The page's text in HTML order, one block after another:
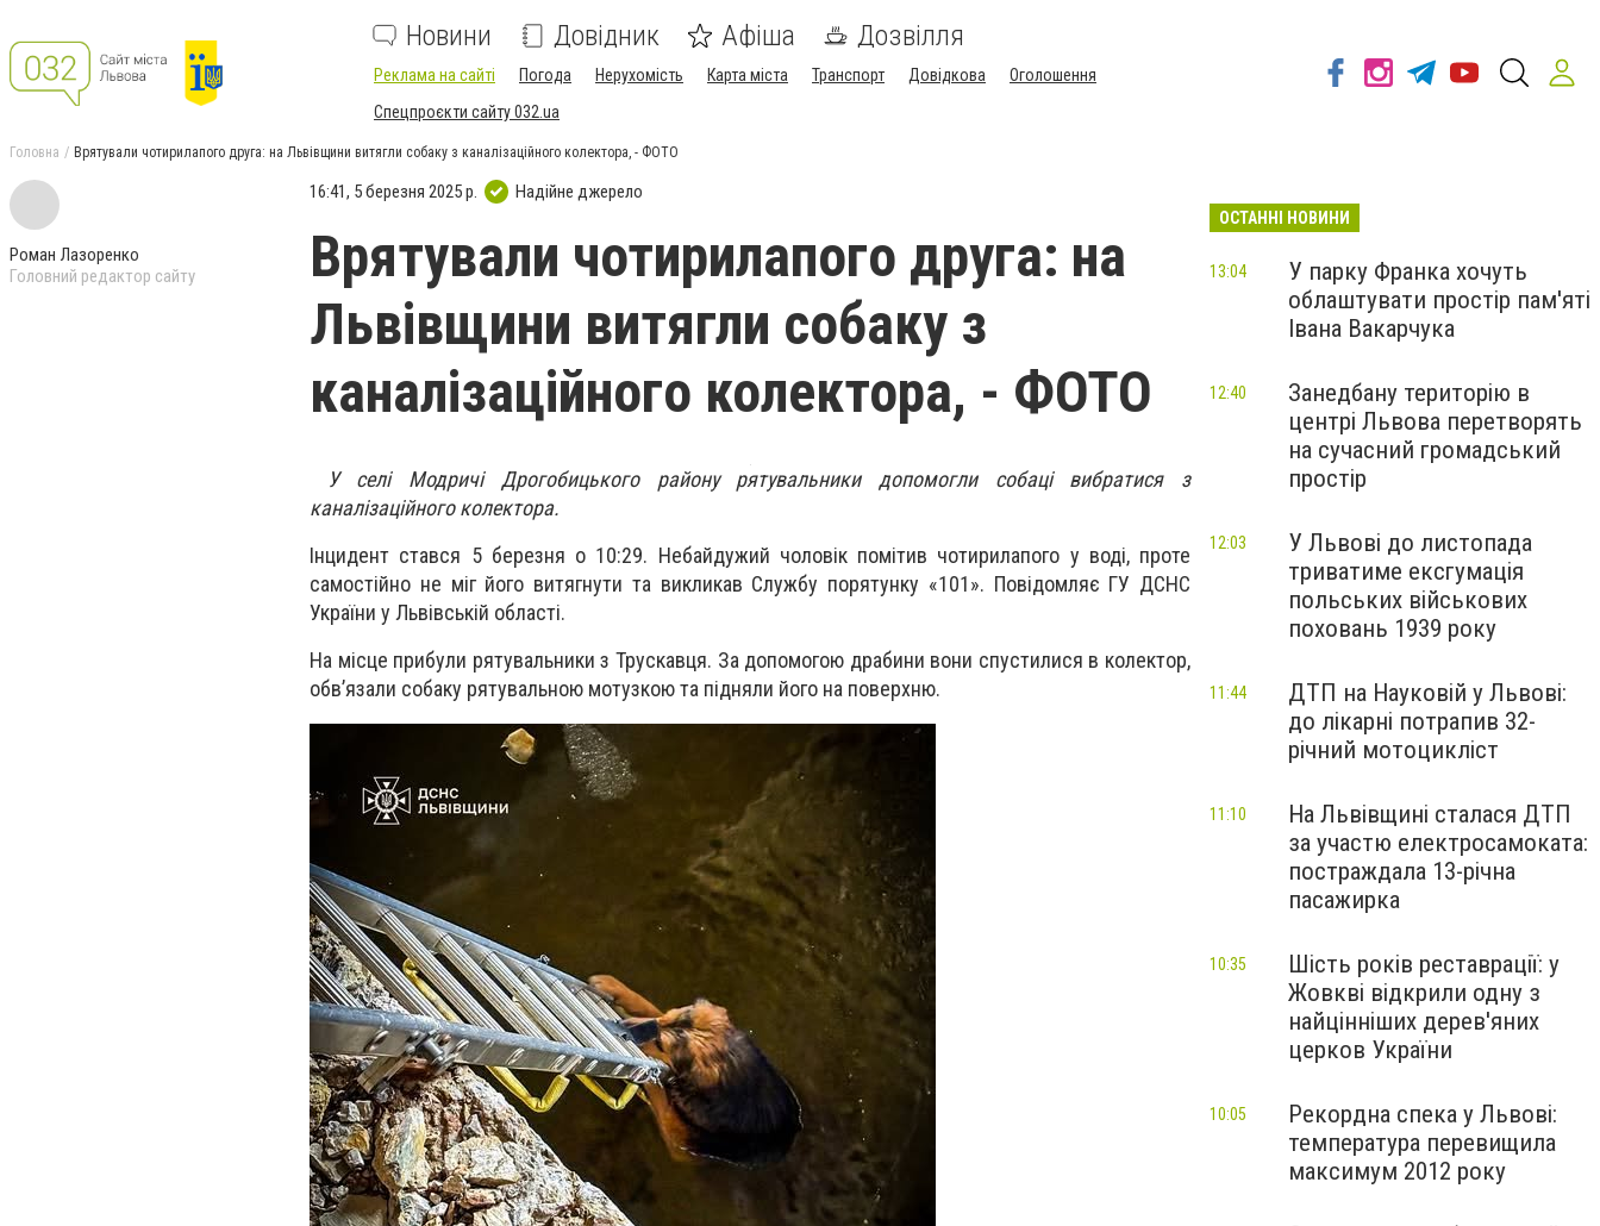
Новини Довідник Афіша Дозвілля
Реклама на сайті Погода Нерухомість Карта міста Транспорт Довідкова
Оголошення
Спецпроєкти сайту 032.ua
Головна Врятували чотирилапого друга: на Львівщини витягли собаку з каналізаційного колектора, - ФОТО
Роман Лазоренко
Головний редактор сайту
16:41, 5 березня 2025 р. Надійне джерело
Врятували чотирилапого друга: на
Львівщини витягли собаку з
каналізаційного колектора, - ФОТО
У селі Модричі Дрогобицького району рятувальники допомогли собаці вибратися з
каналізаційного колектора.
Інцидент стався 5 березня о 10:29. Небайдужий чоловікпомітив чотирилапого у воді, проте
самостійно не міг його витягнути та викликав Службу порятунку «101». Повідомляє ГУ ДСНС
України у Львівській області.
На місце прибули рятувальники з Трускавця. За допомогою драбини вони спустилися в колектор,
обв’язали собаку рятувальною мотузкоюта підняли його на поверхню.
ОСТАННІ НОВИНИ
У парку Франка хочуть
облаштувати простір пам'яті
Івана Вакарчука
13:04
Занедбану територію в
центрі Львова перетворять
на сучасний громадський
простір
12:40
У Львові до листопада
триватиме ексгумація
польських військових
поховань 1939 року
12:03
ДТП на Науковій у Львові:
до лікарні потрапив 32-
річний мотоцикліст
11:44
На Львівщині сталася ДТП
за участю електросамоката:
постраждала 13-річна
пасажирка
11:10
Шість років реставрації: у
Жовкві відкрили одну з
найцінніших дерев'яних
церков України
10:35
Рекордна спека у Львові:
температура перевищила
максимум 2012 року
10:05